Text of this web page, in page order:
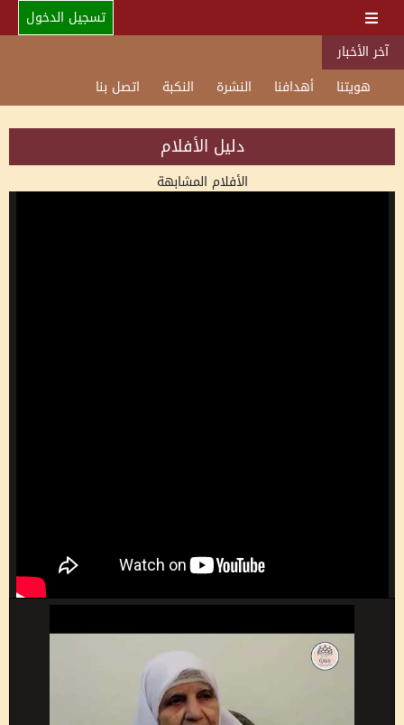
تسجيل الدخول
آخر الأخبار
هويتنا
أهدافنا النشرة النكبة اتصل بنا
دليل الأفلام
الأفلام المشابهة